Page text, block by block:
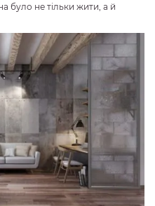
було не тільки жити, а й